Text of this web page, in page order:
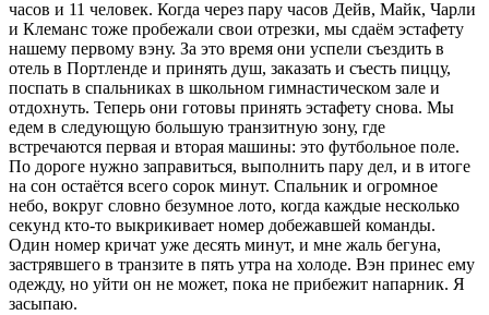
часов и 11 человек. Когда через пару часов Дейв, Майк, Чарли
и Клеманс тоже пробежали свои отрезки, мы сдаём эстафету
нашему первому вэну. За это время они успели съездить в
отель в Портленде и принять душ, заказать и съесть пиццу,
поспать в спальниках в школьном гимнастическом зале и
отдохнуть. Теперь они готовы принять эстафету снова. Мы
едем в следующую большую транзитную зону, где
встречаются первая и вторая машины: это футбольное поле.
По дороге нужно заправиться, выполнить пару дел, и в итоге
на сон остаётся всего сорок минут. Спальник и огромное
небо, вокруг словно безумное лото, когда каждые несколько
секунд кто-то выкрикивает номер добежавшей команды.
Один номер кричат уже десять минут, и мне жаль бегуна,
застрявшего в транзите в пять утра на холоде. Вэн принес ему
одежду, но уйти он не может, пока не прибежит напарник. Я
засыпаю.